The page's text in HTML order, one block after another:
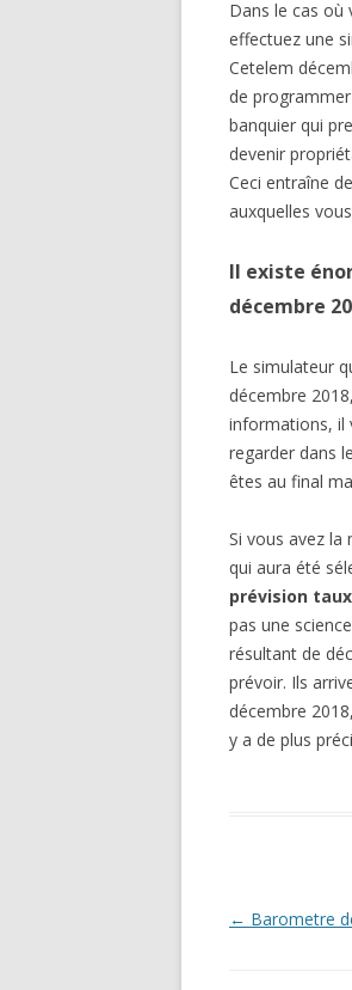
Dans le cas où
effectuez une
Cetelem
de
banquier qui
devenir
Ceci entraîne
auxquelles
Il existe
décembre
Le simulateur
décembre
informations, il
regarder dans
êtes au final
Si vous avez la
qui aura été
prévision
pas une
résultant de
prévoir. Ils
décembre
y a de plus
Navigation
← Barometre